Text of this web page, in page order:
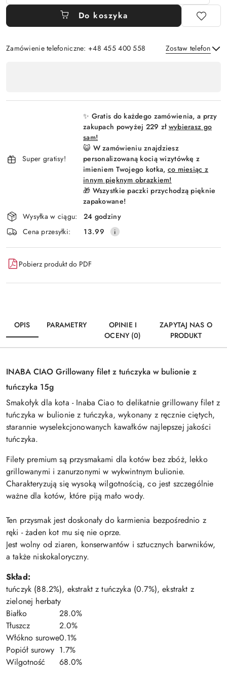
Do koszyka
Zamówienie telefoniczne: +48 455 400 558 Zostaw telefon
płatność
Super gratisy!
✨ Gratis do każdego zamówienia, a przy
zakupach powyżej 229 zł wybierasz go
sam!
😺 W zamówieniu znajdziesz
personalizowaną kocią wizytówkę z
imieniem Twojego kotka, co miesiąc z
innym pięknym obrazkiem!
🎁 Wszystkie paczki przychodzą pięknie
zapakowane!
Wysyłka w ciągu:
24 godziny
Cena przesyłki:
13.99
Pobierz produkt do PDF
OPIS PARAMETRY
OPINIE I
OCENY (0)
ZAPYTAJ NAS O
PRODUKT
INABA CIAO Grillowany filet z tuńczyka w bulionie z
tuńczyka 15g
Smakołyk dla kota - Inaba Ciao to delikatnie grillowany filet z
tuńczyka w bulionie z tuńczyka, wykonany z ręcznie ciętych,
starannie wyselekcjonowanych kawałków najlepszej jakości
tuńczyka.
Filety premium są przysmakami dla kotów bez zbóż, lekko
grillowanymi i zanurzonymi w wykwintnym bulionie.
Charakteryzują się wysoką wilgotnością, co jest szczególnie
ważne dla kotów, które piją mało wody.
Ten przysmak jest doskonały do karmienia bezpośrednio z
ręki - żaden kot mu się nie oprze.
Jest wolny od ziaren, konserwantów i sztucznych barwników,
a także niskokaloryczny.
Skład:
tuńczyk (88.2%), ekstrakt z tuńczyka (0.7%), ekstrakt z
zielonej herbaty
Białko
28.0%
Tłuszcz
2.0%
Włókno surowe0.1%
Popiół surowy 1.7%
Wilgotność
68.0%